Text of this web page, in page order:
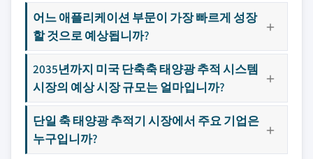
어느 애플리케이션 부문이 가장 빠르게 성장
할 것으로 예상됩니까?
2035년까지 미국 단축축 태양광 추적 시스템
시장의 예상 시장 규모는 얼마입니까?
단일 축 태양광 추적기 시장에서 주요 기업은
누구입니까?